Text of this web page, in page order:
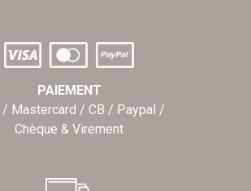
PAIEMENT
/ Mastercard / CB / Paypal /
Chèque & Virement